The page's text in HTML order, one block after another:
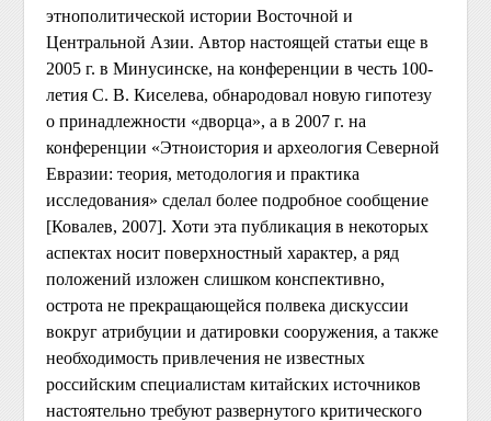
этнополитической истории Восточной и
Центральной Азии. Автор настоящей статьи еще в
2005 г. в Минусинске, на конференции в честь 100-
летия С. В. Киселева, обнародовал новую гипотезу
о принадлежности «дворца», а в 2007 г. на
конференции «Этноистория и археология Северной
Евразии: теория, методология и практика
исследования» сделал более подробное сообщение
[Ковалев, 2007]. Хоти эта публикация в некоторых
аспектах носит поверхностный характер, а ряд
положений изложен слишком конспективно,
острота не прекращающейся полвека дискуссии
вокруг атрибуции и датировки сооружения, а также
необходимость привлечения не известных
российским специалистам китайских источников
настоятельно требуют развернутого критического